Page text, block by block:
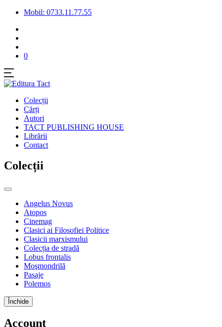
Mobil: 0733.11.77.55
0
Colecții
Cărți
Autori
TACT PUBLISHING HOUSE
Librării
Contact
Colecții
Angelus Novus
Atopos
Cinemag
Clasici ai Filosofiei Politice
Clasicii marxismului
Colecția de stradă
Lobus frontalis
Moşmondrilă
Pasaje
Polemos
Închide
Account